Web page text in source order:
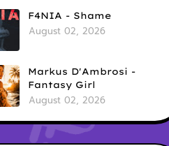
F4NIA - Shame
August 02, 2026
Markus D'Ambrosi -
Fantasy Girl
August 02, 2026